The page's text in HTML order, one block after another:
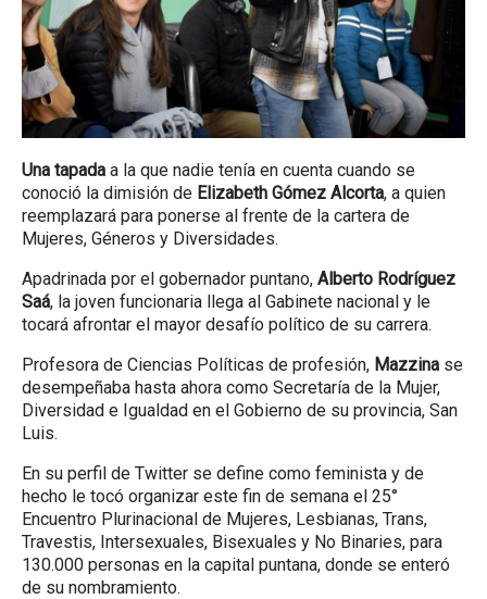
Una tapada a la que nadie tenía en cuenta cuando se
conoció la dimisión de Elizabeth Gómez Alcorta, a quien
reemplazará para ponerse al frente de la cartera de
Mujeres, Géneros y Diversidades.
Apadrinada por el gobernador puntano, Alberto Rodríguez
Saá, la joven funcionaria llega al Gabinete nacional y le
tocará afrontar el mayor desafío político de su carrera.
Profesora de Ciencias Políticas de profesión, Mazzina se
desempeñaba hasta ahora como Secretaría de la Mujer,
Diversidad e Igualdad en el Gobierno de su provincia, San
Luis.
En su perfil de Twitter se define como feminista y de
hecho le tocó organizar este fin de semana el 25°
Encuentro Plurinacional de Mujeres, Lesbianas, Trans,
Travestis, Intersexuales, Bisexuales y No Binaries, para
130.000 personas en la capital puntana, donde se enteró
de su nombramiento.